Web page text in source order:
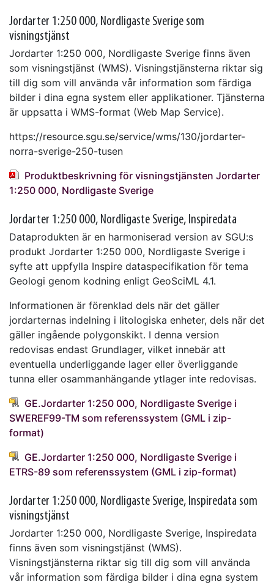
Jordarter 1:250 000, Nordligaste Sverige som
visningstjänst
Jordarter 1:250 000, Nordligaste Sverige finns även
som visningstjänst (WMS). Visningstjänsterna riktar sig
till dig som vill använda vår information som färdiga
bilder i dina egna system eller applikationer. Tjänsterna
är uppsatta i WMS-format (Web Map Service).
https://resource.sgu.se/service/wms/130/jordarter-
norra-sverige-250-tusen
Produktbeskrivning för visningstjänsten Jordarter
1:250 000, Nordligaste Sverige
Jordarter 1:250 000, Nordligaste Sverige, Inspiredata
Dataprodukten är en harmoniserad version av SGU:s
produkt Jordarter 1:250 000, Nordligaste Sverige i
syfte att uppfylla Inspire dataspecifikation för tema
Geologi genom kodning enligt GeoSciML 4.1.
Informationen är förenklad dels när det gäller
jordarternas indelning i litologiska enheter, dels när det
gäller ingående polygonskikt. I denna version
redovisas endast Grundlager, vilket innebär att
eventuella underliggande lager eller överliggande
tunna eller osammanhängande ytlager inte redovisas.
GE.Jordarter 1:250 000, Nordligaste Sverige i
SWEREF99-TM som referenssystem (GML i zip-
format)
GE.Jordarter 1:250 000, Nordligaste Sverige i
ETRS-89 som referenssystem (GML i zip-format)
Jordarter 1:250 000, Nordligaste Sverige, Inspiredata som
visningstjänst
Jordarter 1:250 000, Nordligaste Sverige, Inspiredata
finns även som visningstjänst (WMS).
Visningstjänsterna riktar sig till dig som vill använda
vår information som färdiga bilder i dina egna system